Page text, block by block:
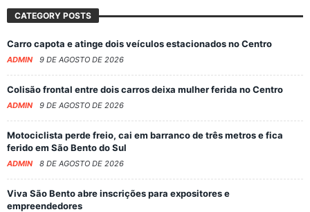
CATEGORY POSTS
Carro capota e atinge dois veículos estacionados no Centro
ADMIN 9 DE AGOSTO DE 2026
Colisão frontal entre dois carros deixa mulher ferida no Centro
ADMIN 9 DE AGOSTO DE 2026
Motociclista perde freio, cai em barranco de três metros e fica
ferido em São Bento do Sul
ADMIN 8 DE AGOSTO DE 2026
Viva São Bento abre inscrições para expositores e
empreendedores